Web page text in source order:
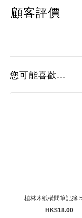
顧客評價
您可能喜歡...
植林木紙橫間筆記簿
HK$18.00